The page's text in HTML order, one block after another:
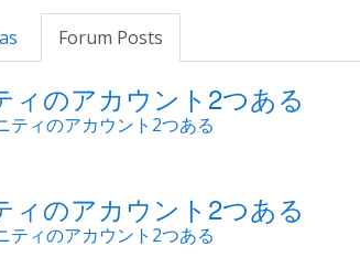
Forum Posts
ィのアカウント2つある
ティのアカウント2つある
ィのアカウント2つある
ティのアカウント2つある